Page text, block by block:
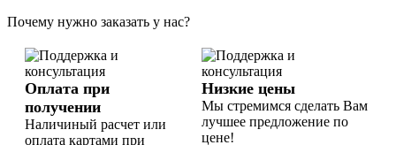
Почему нужно заказать у нас?
Оплата при
получении
Наличиный расчет или
оплата картами при
Низкие цены
Мы стремимся сделать Вам
лучшее предложение по
цене!